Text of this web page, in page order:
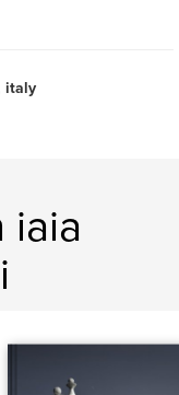
italy
iaia